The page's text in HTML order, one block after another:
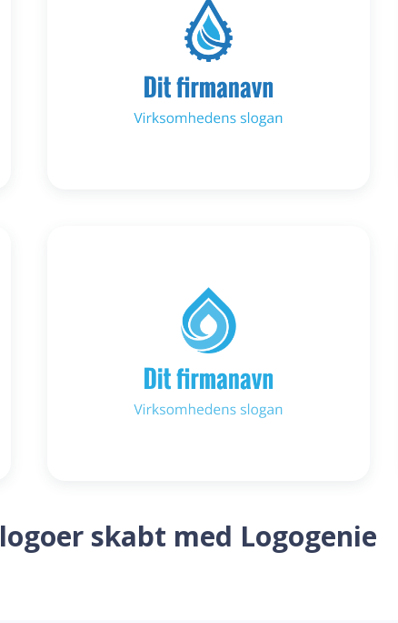
logoer skabt med Logogenie